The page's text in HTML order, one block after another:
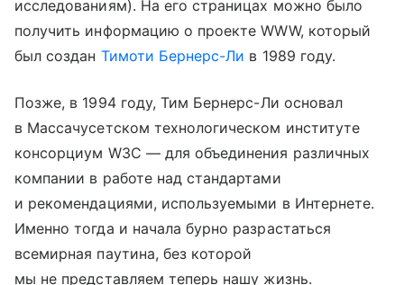
исследованиям). На его страницах можно было
получить информацию о проекте WWW, который
был создан Тимоти Бернерс-Ли в 1989 году.
Позже, в 1994 году, Тим Бернерс-Ли основал
в Массачусетском технологическом институте
консорциум W3C — для объединения различных
компании в работе над стандартами
и рекомендациями, используемыми в Интернете.
Именно тогда и начала бурно разрастаться
всемирная паутина, без которой
мы не представляем теперь нашу жизнь.